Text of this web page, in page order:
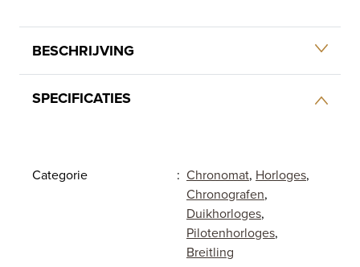
BESCHRIJVING
SPECIFICATIES
Categorie : Chronomat, Horloges,
Chronografen,
Duikhorloges,
Pilotenhorloges,
Breitling